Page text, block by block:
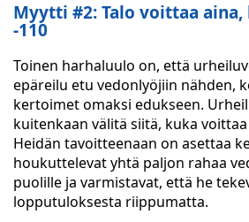
Myytti #2: Talo voittaa
-110
Toinen harhaluulo on, että
epäreilu etu vedonlyöjiin nähden,
kertoimet omaksi edukseen.
kuitenkaan välitä siitä, kuka
Heidän tavoitteenaan on asettaa
houkuttelevat yhtä paljon rahaa
puolille ja varmistavat, että he
lopputuloksesta riippumatta.